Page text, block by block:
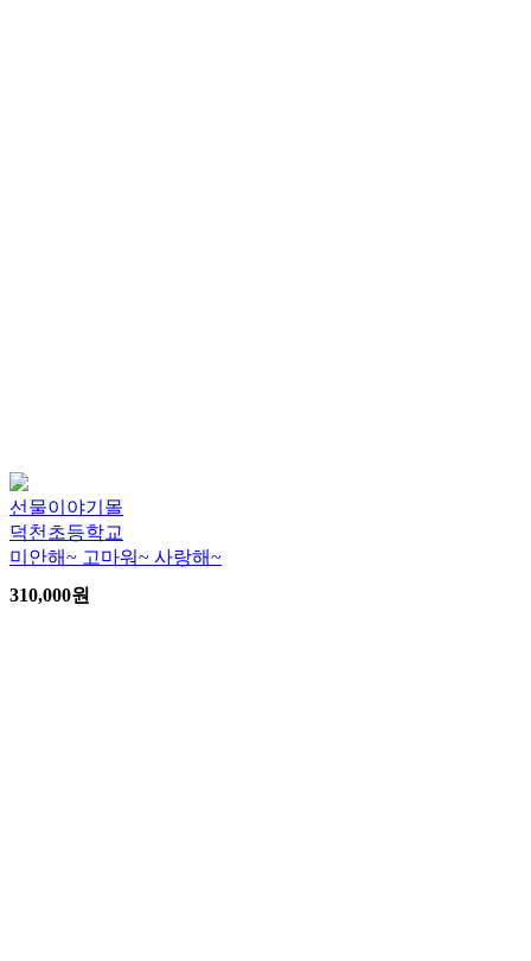
선물이야기몰
덕천초등학교
미안해~ 고마워~ 사랑해~
310,000원